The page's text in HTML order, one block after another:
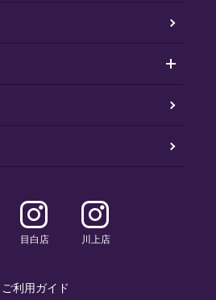
目白店 川上店
ご利用ガイド